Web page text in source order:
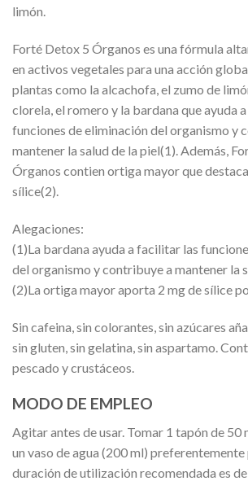
limón.
Forté Detox 5 Órganos es una fórmula
en activos vegetales para una acción
plantas como la alcachofa, el zumo de
clorela, el romero y la bardana que ayuda
funciones de eliminación del organismo y
mantener la salud de la piel(1). Además,
Órganos contien ortiga mayor que
sílice(2).
Alegaciones:
(1)La bardana ayuda a facilitar las
del organismo y contribuye a mantener la
(2)La ortiga mayor aporta 2 mg de sílice
Sin cafeina, sin colorantes, sin azúcares
sin gluten, sin gelatina, sin aspartamo.
pescado y crustáceos.
MODO DE EMPLEO
Agitar antes de usar. Tomar 1 tapón de 50
un vaso de agua (200 ml) preferentemente
duración de utilización recomendada es